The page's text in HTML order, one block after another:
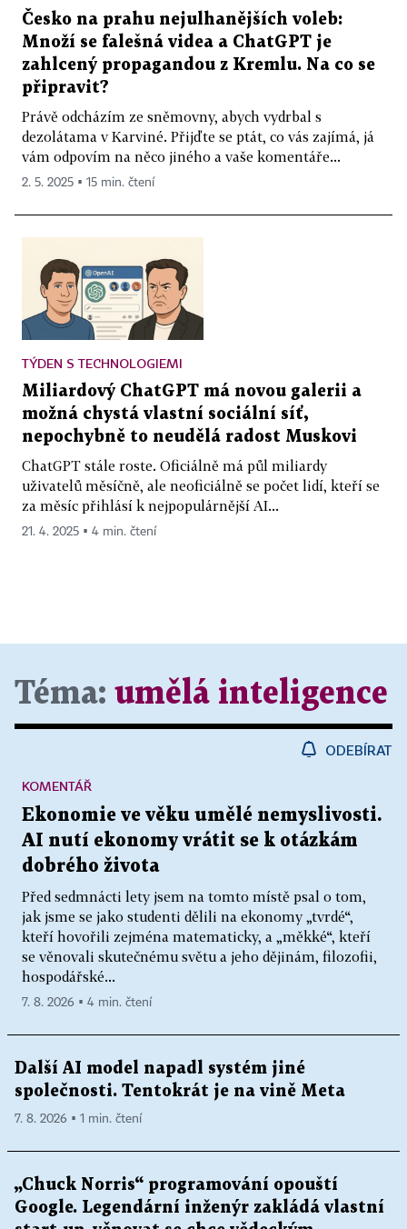
Česko na prahu nejulhanějších voleb:
Množí se falešná videa a ChatGPT je
zahlcený propagandou z Kremlu. Na co se
připravit?
Právě odcházím ze sněmovny, abych vydrbal s
dezolátama v Karviné. Přijďte se ptát, co vás zajímá, já
vám odpovím na něco jiného a vaše komentáře...
2. 5. 2025 ▪ 15 min. čtení
TÝDEN S TECHNOLOGIEMI
Miliardový ChatGPT má novou galerii a
možná chystá vlastní sociální síť,
nepochybně to neudělá radost Muskovi
ChatGPT stále roste. Oficiálně má půl miliardy
uživatelů měsíčně, ale neoficiálně se počet lidí, kteří se
za měsíc přihlásí k nejpopulárnější AI...
21. 4. 2025 ▪ 4 min. čtení
Téma: umělá inteligence
ODEBÍRAT
Ekonomie ve věku umělé nemyslivosti.
AI nutí ekonomy vrátit se k otázkám
dobrého života
Před sedmnácti lety jsem na tomto místě psal o tom,
jak jsme se jako studenti dělili na ekonomy „tvrdé“,
kteří hovořili zejména matematicky, a „měkké“, kteří
se věnovali skutečnému světu a jeho dějinám, filozofii,
hospodářské...
KOMENTÁŘ
7. 8. 2026 ▪ 4 min. čtení
Další AI model napadl systém jiné
společnosti. Tentokrát je na vině Meta
7. 8. 2026 ▪ 1 min. čtení
„Chuck Norris“ programování opouští
Google. Legendární inženýr zakládá vlastní